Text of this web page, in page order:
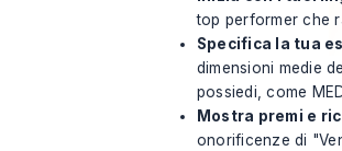
top performer che
Specifica la tua
dimensioni medie
possiedi, come
Mostra premi e
onorificenze di